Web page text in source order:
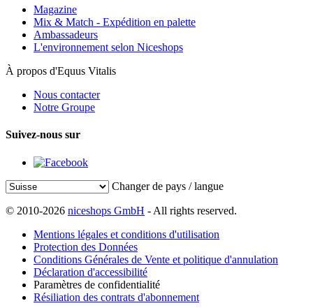
Magazine
Mix & Match - Expédition en palette
Ambassadeurs
L'environnement selon Niceshops
À propos d'Equus Vitalis
Nous contacter
Notre Groupe
Suivez-nous sur
Changer de pays / langue
© 2010-2026 niceshops GmbH - All rights reserved.
Mentions légales et conditions d'utilisation
Protection des Données
Conditions Générales de Vente et politique d'annulation
Déclaration d'accessibilité
Paramètres de confidentialité
Résiliation des contrats d'abonnement